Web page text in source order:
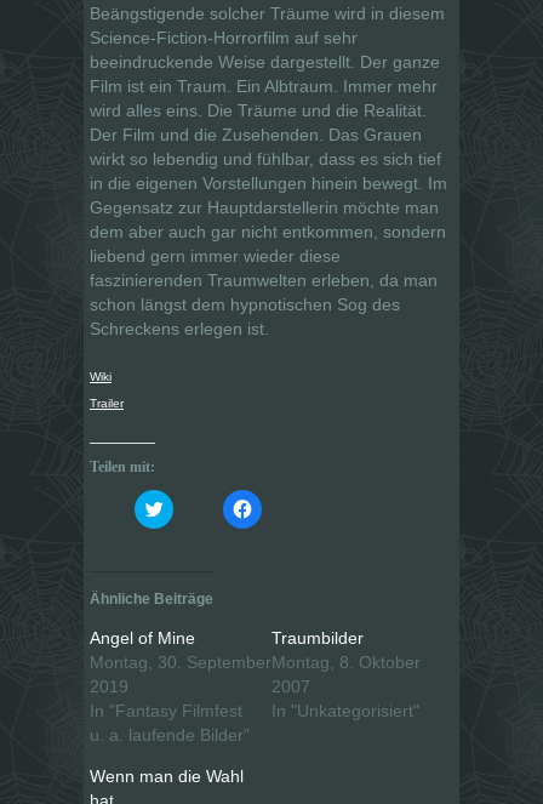
Beängstigende solcher Träume wird in diesem
Science-Fiction-Horrorfilm auf sehr
beeindruckende Weise dargestellt. Der ganze
Film ist ein Traum. Ein Albtraum. Immer mehr
wird alles eins. Die Träume und die Realität.
Der Film und die Zusehenden. Das Grauen
wirkt so lebendig und fühlbar, dass es sich tief
in die eigenen Vorstellungen hinein bewegt. Im
Gegensatz zur Hauptdarstellerin möchte man
dem aber auch gar nicht entkommen, sondern
liebend gern immer wieder diese
faszinierenden Traumwelten erleben, da man
schon längst dem hypnotischen Sog des
Schreckens erlegen ist.
Wiki
Trailer
Teilen mit:
K
l
u
m
b
e
r
i
t
t
z
K
l
F
Ähnliche Beiträge
Angel of Mine
Montag, 30. September
2019
In "Fantasy Filmfest
u. a. laufende Bilder"
Traumbilder
Montag, 8. Oktober
2007
In "Unkategorisiert"
Wenn man die Wahl